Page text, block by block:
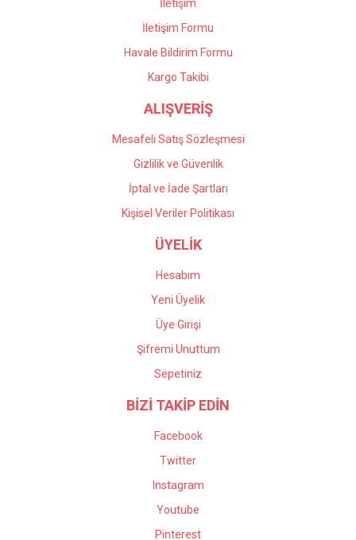
Gönder
İletişim
İletişim Formu
Havale Bildirim Formu
Kargo Takibi
ALIŞVERİŞ
Mesafeli Satış Sözleşmesi
Gizlilik ve Güvenlik
İptal ve İade Şartları
Kişisel Veriler Politikası
ÜYELİK
Hesabım
Yeni Üyelik
Üye Girişi
Şifremi Unuttum
Sepetiniz
BİZİ TAKİP EDİN
Facebook
Twitter
Instagram
Youtube
Pinterest